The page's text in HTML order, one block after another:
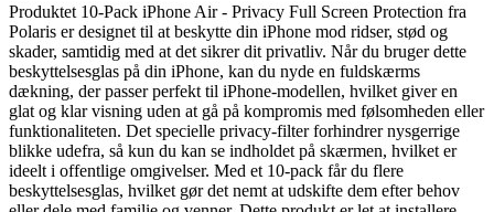
Produktet 10-Pack iPhone Air - Privacy Full Screen Protection fra
Polaris er designet til at beskytte din iPhone mod ridser, stød og
skader, samtidig med at det sikrer dit privatliv. Når du bruger dette
beskyttelsesglas på din iPhone, kan du nyde en fuldskærms
dækning, der passer perfekt til iPhone-modellen, hvilket giver en
glat og klar visning uden at gå på kompromis med følsomheden eller
funktionaliteten. Det specielle privacy-filter forhindrer nysgerrige
blikke udefra, så kun du kan se indholdet på skærmen, hvilket er
ideelt i offentlige omgivelser. Med et 10-pack får du flere
beskyttelsesglas, hvilket gør det nemt at udskifte dem efter behov